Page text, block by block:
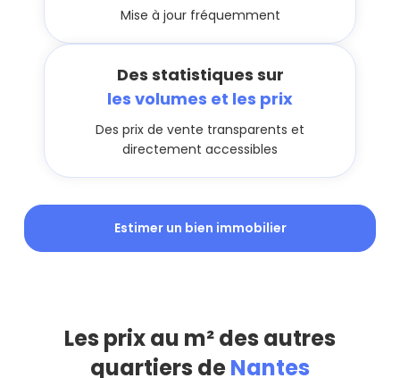
Mise à jour fréquemment
Des statistiques sur
les volumes et les prix
Des prix de vente transparents et
directement accessibles
Estimer un bien immobilier
Les prix au m² des autres
quartiers deNantes